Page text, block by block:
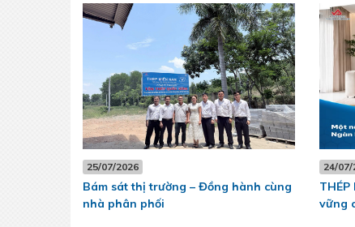
25/07/2026
Bám sát thị trường – Đồng hành cùng
nhà phân phối
24/07/
vững